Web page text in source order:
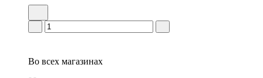
Во всех магазинах